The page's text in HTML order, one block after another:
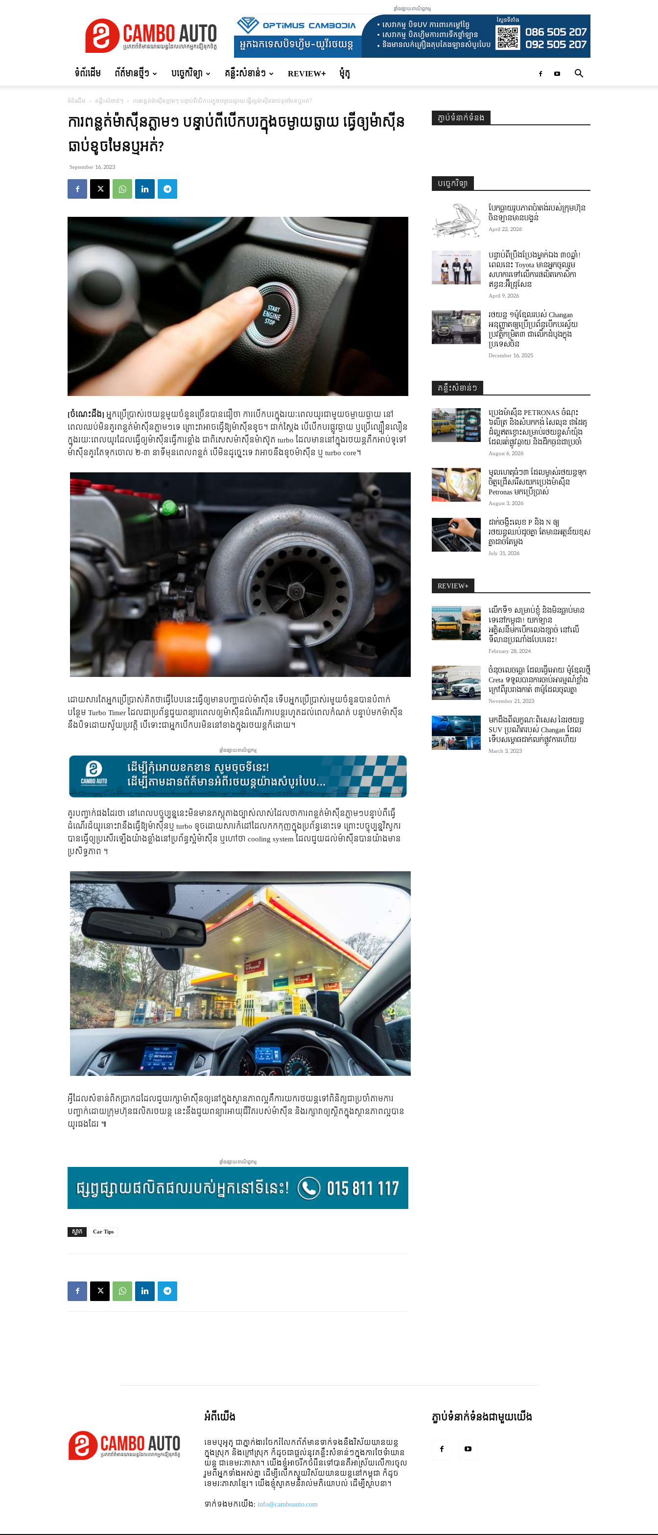
Auto
ផ្ទាំងផ្សាយពាណិជ្ជកម្ម
ទំព័រដើម ព័ត៍មានថ្មីៗ បច្ចេកវិទ្យា គន្លឹះសំខាន់ៗ REVIEW+ ម៉ូតូ
ទំព័រដើម គន្លឹះសំខាន់ៗ ការពន្លត់ម៉ាស៊ីនភ្លាមៗ បន្ទាប់ពីបើកបរ​ក្នុង​ចម្ងាយ​ឆ្ងាយ ធ្វើឲ្យម៉ាស៊ីនឆាប់ខូចមែនឬអត់?
ការពន្លត់ម៉ាស៊ីនភ្លាមៗ បន្ទាប់ពីបើកបរ​ក្នុង​ចម្ងាយ​ឆ្ងាយ ធ្វើឲ្យម៉ាស៊ីន
ឆាប់ខូចមែនឬអត់?
September 16, 2023
[ចំណេះដឹង]អ្នកប្រើប្រាស់រថយន្តមួយចំនួន​ច្រើន​បានជឿ​ថា ការបើកបរក្នុងរយៈពេលយូរជាមួយចម្ងាយ​​ឆ្ងាយ នៅ
ពេលឈប់​មិន​គួរ​ពន្លត់ម៉ាស៊ីនភ្លាមៗ​ទេ ព្រោះវាអាចធ្វើឱ្យម៉ាស៊ីនខូច។ ជាក់ស្តែង បើ​បើក​បរ​ផ្លូវ​ឆ្ងាយ ឬ​ប្រើ​ល្បឿន​លឿន​
ក្នុង​រយៈ​ពេល​យូរដែលធ្វើឲ្យម៉ាស៊ីនធ្វើការខ្លាំង ជា​ពិសេស​ម៉ាស៊ីន​ម៉ាស៊ូត turbo ដែល​មាន​នៅ​ក្នុង​រថយន្ត​ភីកអាប់​ទូទៅ
ម៉ាស៊ីនគួរតែទុកចោល ២-៣ នាទីមុនពេលពន្លត់ បើ​មិន​ដូច្នេះ​ទេ វា​អាច​នឹង​ខូច​ម៉ាស៊ីន ឬ turbo core។
ដោយសារតែអ្នកប្រើប្រាស់គិតថាធ្វើបែបនេះធ្វើឲ្យមានបញ្ហាដល់ម៉ាស៊ីន ​ទើប​អ្នកប្រើប្រាស់រ​មួយ​ចំនួន​បាន​បំពាក់
បន្ថែម Turbo Timer ដែលជាប្រព័ន្ធជួយ​ពន្យារ​ពេល​ឲ្យ​ម៉ាស៊ីន​ដំណើរការ​បន្ត​រហូត​ដល់​ពេល​កំណត់ បន្ទាប់មកម៉ាស៊ីន
នឹងបិទដោយស្វ័យប្រវត្តិ បើទោះជាអ្នកបើកបរមិននៅខាងក្នុងរថយន្តក៏ដោយ។
ផ្ទាំងផ្សាយពាណិជ្ជកម្ម
គួរបញ្ជាក់ផងដែរថា នៅ​ពេល​បច្ចុប្បន្ន​នេះ​មិន​មាន​ភស្តុតាង​ច្បាស់​លាស់​ដែល​ថា​ការ​ពន្លត់​ម៉ាស៊ីន​ភ្លាម​ៗ​បន្ទាប់​ពី​ធ្វើ​
ដំណើរ​ដ៏​យូរ​នោះ​វា​នឹង​ធ្វើ​ឱ្យ​ម៉ាស៊ីន​ឬ​ turbo ខូច​ដោយសារ​កំដៅ​ដែល​កកកុញ​ក្នុង​ប្រព័ន្ធនោះទេ ព្រោះ​បច្ចុប្បន្ន​វិស្វករ​
បាន​ធ្វើឲ្យប្រសើរឡើងយ៉ាងខ្លាំងនៅប្រព័ន្ធ​ស្អំម៉ាស៊ីន ឬហៅថា cooling system ដែលជួយដល់ម៉ាស៊ីនបានយ៉ាងមាន
ប្រសិទ្ធភាព ។
អ្វី​ដែល​សំខាន់​ពិត​ប្រាកដ​ដែល​ជួយ​រក្សា​ម៉ាស៊ីន​ឲ្យ​នៅ​ក្នុង​ស្ថានភាព​ល្អ​គឺ​ការ​យក​រថយន្ត​ទៅ​ពិនិត្យ​ជា​ប្រចាំ​តាម​ការ​
បញ្ជាក់​ដោយ​ក្រុមហ៊ុនផលិតរថយន្ត នេះនឹងជួយពន្យារអាយុជីវិតរបស់ម៉ាស៊ីន និងរក្សាវាឲ្យស្ថិតក្នុងស្ថានភាពល្អបាន
យូរផងដែរ ៕
ផ្ទាំងផ្សាយពាណិជ្ជកម្ម
ស្លាក Car Tips
ភ្ជាប់ទំនាក់ទំនង
បច្ចេកវិទ្យា
បែកធ្លាយរូបភាពប៉ាតង់របស់ក្រុមហ៊ុន
ចិនឡានមានបង្គន់
April 22, 2026
បន្ទាប់ពីប្រឹងប្រែងម្នាក់ឯង ៣០ឆ្នាំ! ​
ពេលនេះ Toyota មានអ្នកចូលរួម
សហការទៅលើការផលិតកោសិកា
ឥន្ធន:អ៊ីដ្រូសែន
April 9, 2026
រថយន្ត ១ម៉ូឌែលរបស់ Changan
អនុញ្ញាតឲ្យប្រើប្រព័ន្ធបើកបរស្វ័យ
ប្រវត្តិកម្រិត៣ ជាលើកដំបូងក្នុង
ប្រទេសចិន
December 16, 2025
គន្លឹះសំខាន់ៗ
ប្រេងម៉ាស៊ីន PETRONAS ចំណុះ
៦លីត្រ និងសំបកកង់ សៃលុន ជាដៃគូ
ដ៏ល្អឥតខ្ចោះសម្រាប់រថយន្តសាំយ៉ុង
ដែលរត់ផ្លូវឆ្ងាយ និងដឹកធ្ងន់ជាប្រចាំ
August 6, 2026
មូលហេតុធំៗ៣ ដែលម្ចាស់រថយន្តទុក
ចិត្តជ្រើសរើសយកប្រេងម៉ាស៊ីន
Petronas មកប្រើប្រាស់
August 3, 2026
ដាក់ចង្កឹះលេខ P និង N ឲ្យ
រថយន្តឈប់ដូចគ្នា តែមានអត្ថន័យខុស
គ្នាដាច់តែម្តង
July 31, 2026
REVIEW+
លើកទី១ សម្រាប់ខ្ញុំ និងមិនធ្លាប់មាន
ទេនៅកម្ពុជា! យកឡាន
អគ្គិសនីមកបើកលេងខ្សាច់ នៅលើ
ទីលានប្រណាំងបែបនេះ!
February 28, 2024
ចំនុចលេចធ្លោ ដែលធ្វើអោយ ម៉ូឌែលថ្មី
Creta ទទួលបានការចាប់អារម្មណ៍ខ្លាំង
ក្រៅពីរូបរាងកាត់ ៣ម៉ូដែលចូលគ្នា
November 21, 2023
មកដឹងពីលក្ខណៈពិសេស នៃរថយន្ត
SUV ប្រណិតរបស់ Changan ដែល
ទើបសម្ភោធដាក់លក់ផ្លូវការហើយ
March 3, 2023
អំពី​យើង
ខេមបូអូតូ ជាភ្នាក់ងារចែករំលែកព័ត៍មានទាក់ទងនឹងវិស័យយានយន្ត
ក្នុងស្រុក និងក្រៅស្រុក ក៏ដូចជាផ្តល់នូវគន្លឹះសំខាន់ៗក្នុងការថែទំាយាន
យន្ត ជាខេមរៈភាសា។ យើងខ្ញុំអាចរីកចំរើនទៅបានគឺអាស្រ័យលើការចូល
រួមពីអ្នកទាំងអស់គ្នា ដើម្បីលើកស្ទួយវិស័យយានយន្តនៅកម្ពុជា ក៏ដូច
ខេមរៈភាសាខ្មែរ។ យើងខ្ញុំស្វាគមន៌រាល់មតិយោបល់ ដើម្បីស្ថាបនា។
ទាក់ទង​មក​យើង: info@camboauto.com
ភ្ជាប់ទំនាក់ទំនងជាមួយយើង